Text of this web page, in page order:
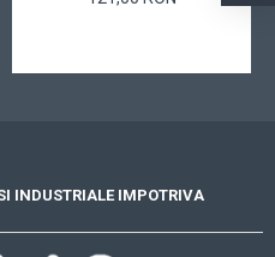
INDUSTRIALE IMPOTRIVA